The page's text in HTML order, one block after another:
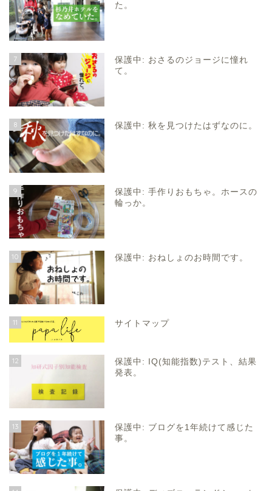
た。
7
保護中: おさるのジョージに憧れ
て。
8 保護中: 秋を見つけたはずなのに。
9
保護中: 手作りおもちゃ。ホースの
輪っか。
10 保護中: おねしょのお時間です。
11 サイトマップ
12
保護中: IQ(知能指数)テスト、結果
発表。
13
保護中: ブログを1年続けて感じた
事。